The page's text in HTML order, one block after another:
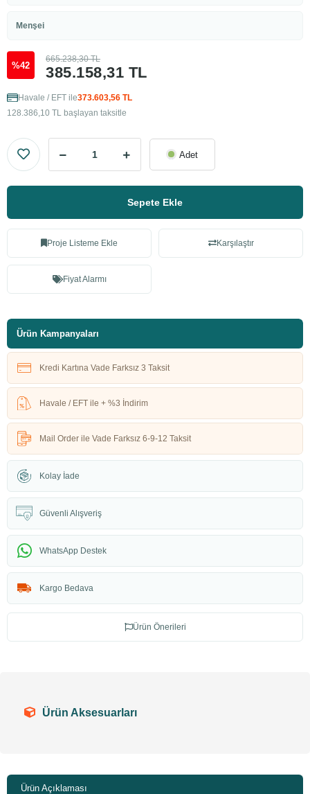
Menşei
%42 385.158,31 TL
665.238,30 TL
Havale / EFT ile373.603,56 TL
128.386,10 TL başlayan taksitle
Adet
Sepete Ekle
Proje Listeme Ekle Karşılaştır
Fiyat Alarmı
Ürün Kampanyaları
Kredi Kartına Vade Farksız 3 Taksit
Havale / EFT ile + %3 İndirim
Mail Order ile Vade Farksız 6-9-12 Taksit
Kolay İade
Güvenli Alışveriş
WhatsApp Destek
Kargo Bedava
Ürün Önerileri
Ürün Aksesuarları
Ürün Açıklaması